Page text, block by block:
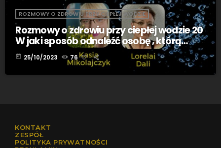
ROZMOWY O ZDROWIU PRZY CIEPŁEJ WODZIE
Rozmowy o zdrowiu przy ciepłej wodzie 20
W jaki sposób odnaleźć osobę , którą
naprawdę jesteśmy Lorelai Dali
today 25/10/2023 76
KONTAKT
ZESPÓŁ
POLITYKA PRYWATNOŚCI